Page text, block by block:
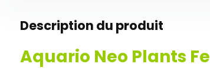
Description du produit
Aquario Neo Plants Fe